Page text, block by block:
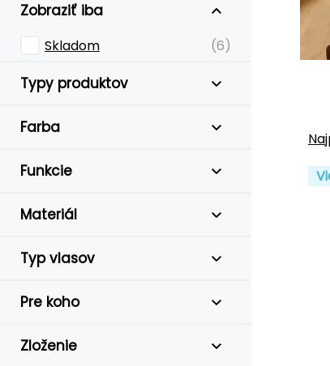
Zobraziť iba
Skladom (6)
Typy produktov
Farba
Funkcie
Materiál
Typ vlasov
Pre koho
Zloženie